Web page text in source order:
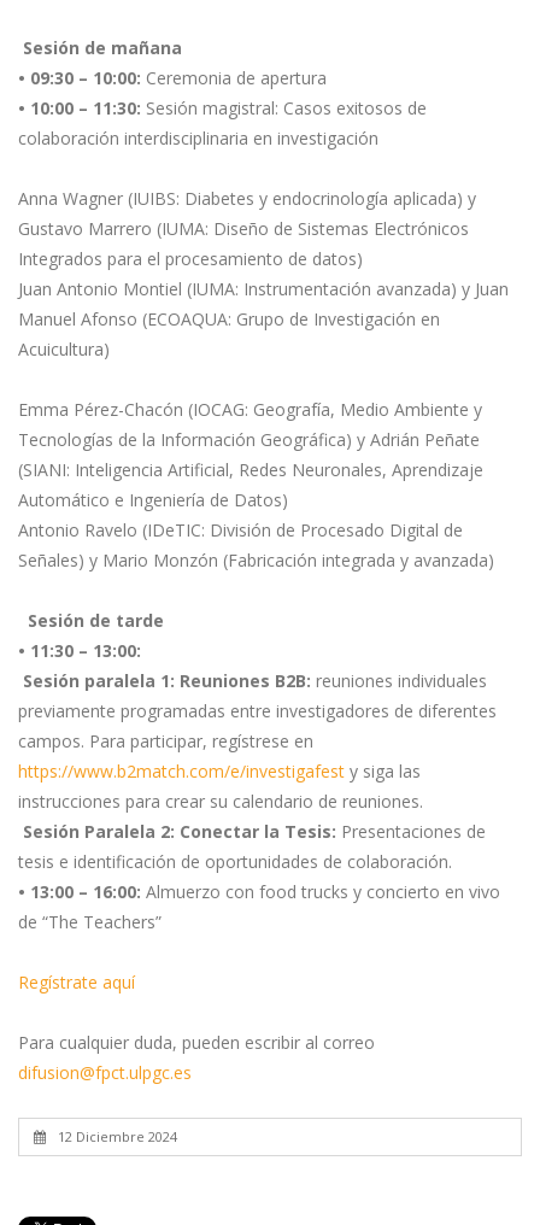
Sesión de mañana
• 09:30 – 10:00: Ceremonia de apertura
• 10:00 – 11:30: Sesión magistral: Casos exitosos de
colaboración interdisciplinaria en investigación
Anna Wagner (IUIBS: Diabetes y endocrinología aplicada) y
Gustavo Marrero (IUMA: Diseño de Sistemas Electrónicos
Integrados para el procesamiento de datos)
Juan Antonio Montiel (IUMA: Instrumentación avanzada) y Juan
Manuel Afonso (ECOAQUA: Grupo de Investigación en
Acuicultura)
Emma Pérez-Chacón (IOCAG: Geografía, Medio Ambiente y
Tecnologías de la Información Geográfica) y Adrián Peñate
(SIANI: Inteligencia Artificial, Redes Neuronales, Aprendizaje
Automático e Ingeniería de Datos)
Antonio Ravelo (IDeTIC: División de Procesado Digital de
Señales) y Mario Monzón (Fabricación integrada y avanzada)
Sesión de tarde
• 11:30 – 13:00:
Sesión paralela 1: Reuniones B2B: reuniones individuales
previamente programadas entre investigadores de diferentes
campos. Para participar, regístrese en
https://www.b2match.com/e/investigafest y siga las
instrucciones para crear su calendario de reuniones.
Sesión Paralela 2: Conectar la Tesis: Presentaciones de
tesis e identificación de oportunidades de colaboración.
• 13:00 – 16:00: Almuerzo con food trucks y concierto en vivo
de “The Teachers”
Regístrate aquí
Para cualquier duda, pueden escribir al correo
12 Diciembre 2024